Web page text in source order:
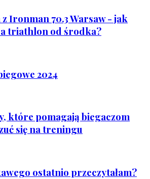
z Ironman 70.3 Warsaw - jak
triathlon od środka?
2024
które pomagają biegaczom
się na treningu
ostatnio przeczytałam?